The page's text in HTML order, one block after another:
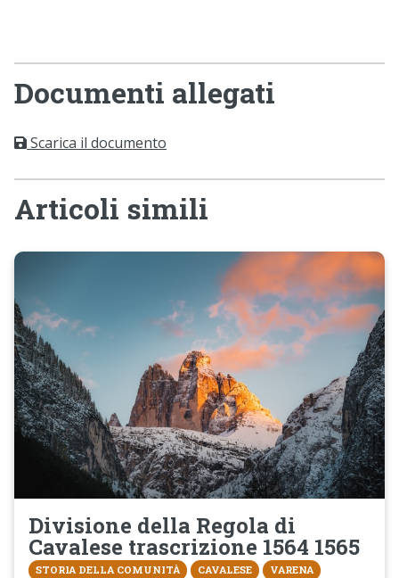
Documenti allegati
Scarica il documento
Articoli simili
Divisione della Regola di
Cavalese trascrizione 1564 1565
STORIA DELLA COMUNITÀ CAVALESE VARENA